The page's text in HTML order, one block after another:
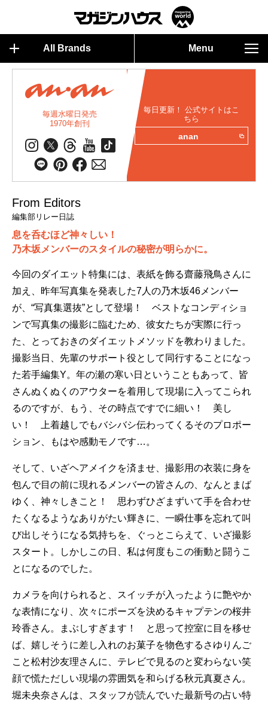
All Brands Menu
毎週水曜日発売
1970年創刊
毎日更新！ 公式サイトはこ
ちら
anan
From Editors
編集部リレー日誌
息を呑むほど神々しい！
乃木坂メンバーのスタイルの秘密が明らかに。
今回のダイエット特集には、表紙を飾る齋藤飛鳥さんに
加え、昨年写真集を発表した7人の乃木坂46メンバー
が、“写真集選抜”として登場！ ベストなコンディショ
ンで写真集の撮影に臨むため、彼女たちが実際に行っ
た、とっておきのダイエットメソッドを教わりました。
撮影当日、先輩のサポート役として同行することになっ
た若手編集Y。年の瀬の寒い日ということもあって、皆
さんぬくぬくのアウターを着用して現場に入ってこられ
るのですが、もう、その時点ですでに細い！ 美し
い！ 上着越しでもバシバシ伝わってくるそのプロポー
ション、もはや感動モノです…。
そして、いざヘアメイクを済ませ、撮影用の衣装に身を
包んで目の前に現れるメンバーの皆さんの、なんとまば
ゆく、神々しきこと！ 思わずひざまずいて手を合わせ
たくなるようなありがたい輝きに、一瞬仕事を忘れて叫
び出しそうになる気持ちを、ぐっとこらえて、いざ撮影
スタート。しかしこの日、私は何度もこの衝動と闘うこ
とになるのでした。
カメラを向けられると、スイッチが入ったように艶やか
な表情になり、次々にポーズを決めるキャプテンの桜井
玲香さん。まぶしすぎます！ と思って控室に目を移せ
ば、嬉しそうに差し入れのお菓子を物色するさゆりんご
こと松村沙友理さんに、テレビで見るのと変わらない笑
顔で慌ただしい現場の雰囲気を和らげる秋元真夏さん。
堀未央奈さんは、スタッフが読んでいた最新号の占い特